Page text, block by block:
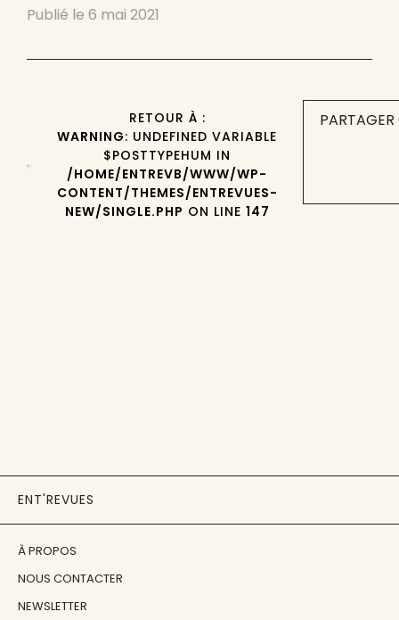
Publié le 6 mai 2021
RETOUR À :
WARNING: UNDEFINED VARIABLE
$POSTTYPEHUM IN
/HOME/ENTREVB/WWW/WP-
CONTENT/THEMES/ENTREVUES-
NEW/SINGLE.PHP ON LINE 147
ENT'REVUES
À PROPOS
NOUS CONTACTER
NEWSLETTER